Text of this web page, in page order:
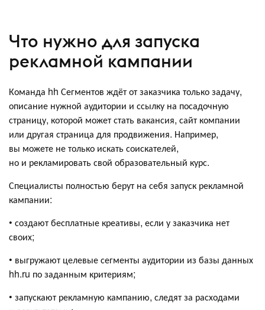
Что нужно для запуска
рекламной кампании
Команда hh Сегментов ждёт от заказчика только задачу,
описание нужной аудитории и ссылку на посадочную
страницу, которой может стать вакансия, сайт компании
или другая страница для продвижения. Например,
вы можете не только искать соискателей,
но и рекламировать свой образовательный курс.
Специалисты полностью берут на себя запуск рекламной
кампании:
• создают бесплатные креативы, если у заказчика нет
своих;
• выгружают целевые сегменты аудитории из базы данных
hh.ru по заданным критериям;
• запускают рекламную кампанию, следят за расходами